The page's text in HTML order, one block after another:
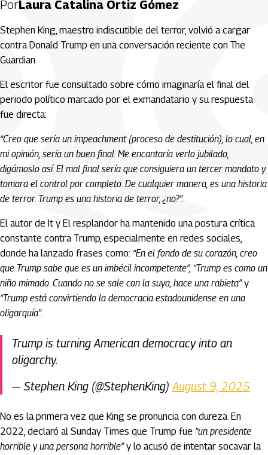
PorLaura Catalina Ortiz Gómez
Stephen King, maestro indiscutible del terror, volvió a cargar
contra Donald Trump en una conversación reciente con The
Guardian.
El escritor fue consultado sobre cómo imaginaría el final del
periodo político marcado por el exmandatario y su respuesta
fue directa:
“Creo que sería un impeachment (proceso de destitución), lo cual, en
mi opinión, sería un buen final. Me encantaría verlo jubilado,
digámoslo así. El mal final sería que consiguiera un tercer mandato y
tomara el control por completo. De cualquier manera, es una historia
de terror. Trump es una historia de terror, ¿no?”.
El autor de It y El resplandor ha mantenido una postura crítica
constante contra Trump, especialmente en redes sociales,
donde ha lanzado frases como: “En el fondo de su corazón, creo
que Trump sabe que es un imbécil incompetente”, “Trump es como un
niño mimado. Cuando no se sale con la suya, hace una rabieta”y
“Trump está convirtiendo la democracia estadounidense en una
oligarquía”.
Trump is turning American democracy into an
oligarchy.
— Stephen King (@StephenKing)August 9, 2025
No es la primera vez que King se pronuncia con dureza. En
2022, declaró al Sunday Times que Trump fue “un presidente
horrible y una persona horrible”y lo acusó de intentar socavar la